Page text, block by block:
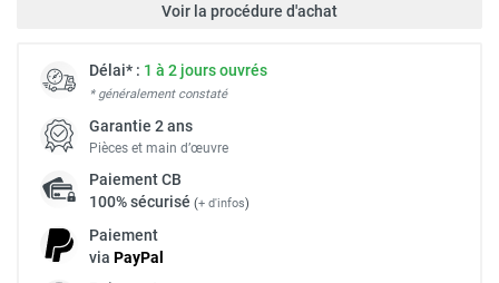
Voir la procédure d'achat
Délai* : 1 à 2 jours ouvrés
* généralement constaté
Garantie 2 ans
Pièces et main d’œuvre
PaiementCB
100% sécurisé (+ d'infos)
Paiement
via PayPal